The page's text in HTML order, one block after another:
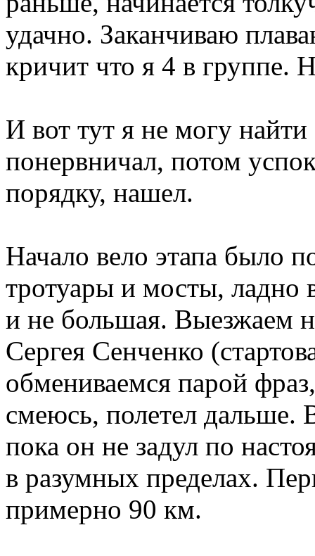
удачно. Заканчиваю
кричит что я 4 в группе.
И вот тут я не могу
понервничал, потом
порядку, нашел.
Начало вело этапа было
тротуары и мосты, ладно
и не большая. Выезжаем
Сергея Сенченко
обмениваемся парой
смеюсь, полетел дальше.
пока он не задул по
в разумных пределах.
примерно 90 км.